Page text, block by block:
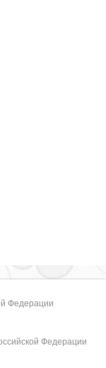
Федерации
Федерации